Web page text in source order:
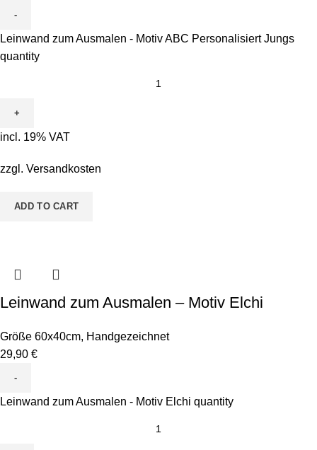
Leinwand zum Ausmalen - Motiv ABC Personalisiert Jungs
quantity
incl. 19% VAT
zzgl. Versandkosten
ADD TO CART
Leinwand zum Ausmalen – Motiv Elchi
Größe 60x40cm, Handgezeichnet
29,90 €
Leinwand zum Ausmalen - Motiv Elchi quantity